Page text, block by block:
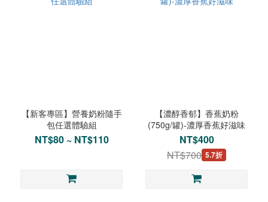
【新客專區】營養奶粉隨手
包任選體驗組
NT$80 ~ NT$110
【濃醇香郁】香蕉奶粉
(750g/罐)-濃厚香蕉好滋味
NT$400
NT$700 5.7折